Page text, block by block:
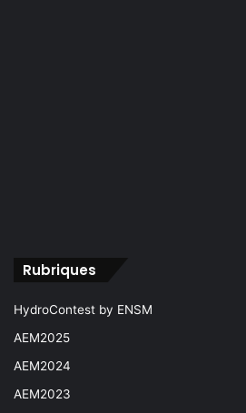
Rubriques
HydroContest by ENSM
AEM2025
AEM2024
AEM2023